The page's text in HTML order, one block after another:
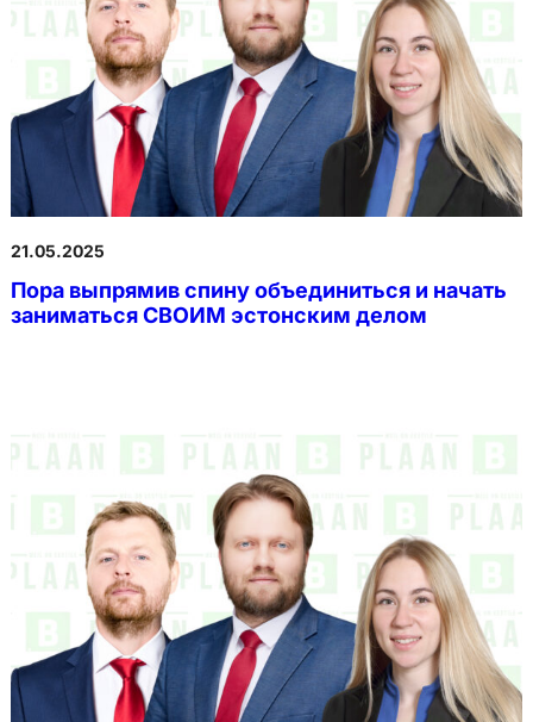
21.05.2025
Пора выпрямив спину объединиться и начать
заниматься СВОИМ эстонским делом